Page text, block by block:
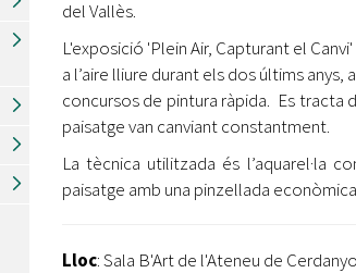
del Vallès.
L'exposició 'Plein Air, Capturant el
a l’aire lliure durant els dos últims
concursos de pintura ràpida. Es tracta
paisatge van canviant constantment.
La tècnica utilitzada és l’aquarel·la
paisatge amb una pinzellada
Lloc: Sala B'Art de l'Ateneu de